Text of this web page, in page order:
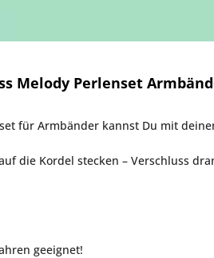
Melody Perlenset
für Armbänder kannst Du mit
die Kordel stecken – Verschluss
geeignet!